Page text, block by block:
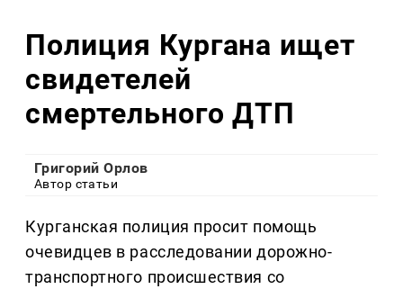
Полиция Кургана ищет
свидетелей
смертельного ДТП
Григорий Орлов
Автор статьи
Курганская полиция просит помощь
очевидцев в расследовании дорожно-
транспортного происшествия со